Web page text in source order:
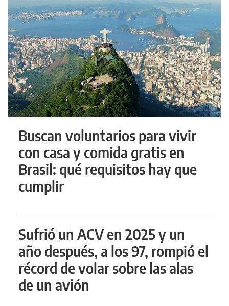
Buscan voluntarios para vivir
con casa y comida gratis en
Brasil: qué requisitos hay que
cumplir
Sufrió un ACV en 2025 y un
año después, a los 97, rompió el
récord de volar sobre las alas
de un avión